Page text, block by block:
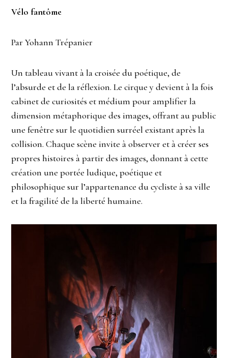
Vélo fantôme
Par Yohann Trépanier
Un tableau vivant à la croisée du poétique, de
l’absurde et de la réflexion. Le cirque y devient à la fois
cabinet de curiosités et médium pour amplifier la
dimension métaphorique des images, offrant au public
une fenêtre sur le quotidien surréel existant après la
collision. Chaque scène invite à observer et à créer ses
propres histoires à partir des images, donnant à cette
création une portée ludique, poétique et
philosophique sur l’appartenance du cycliste à sa ville
et la fragilité de la liberté humaine.